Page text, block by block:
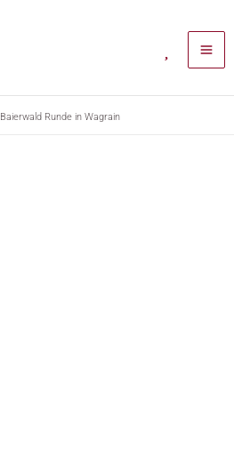
Baierwald Runde in Wagrain